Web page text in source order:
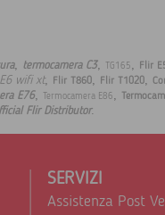
, termocamera C3, TG165,
Flir
wifi xt, Flir T860, Flir T1020,
E76, Termocamera E86,
Flir Distributor.
SERVIZI
Assistenza Post